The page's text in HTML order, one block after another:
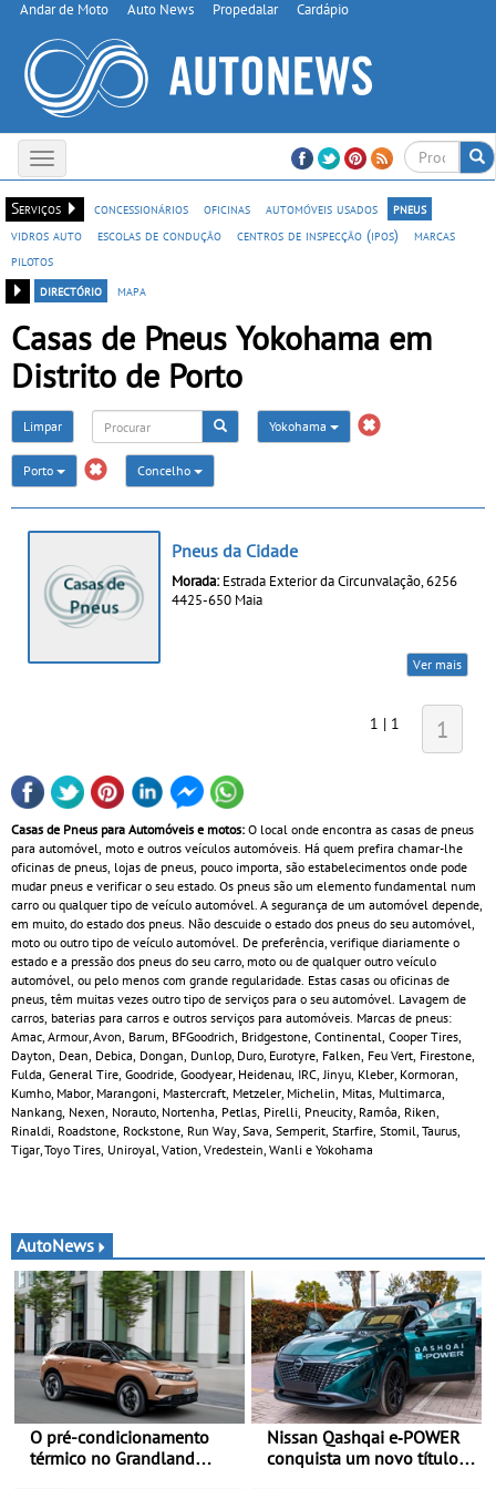
Andar de Moto Auto News Propedalar Cardápio
Toggle
navigation
Serviços
concessionários oficinas automóveis usados
pneus
vidros auto
escolas de condução centros de inspecção (ipos)
marcas
pilotos
directório
mapa
Casas de Pneus Yokohama em
Distrito de Porto
Limpar Yokohama
Porto Concelho
Pneus da Cidade
Morada: Estrada Exterior da Circunvalação, 6256
4425-650 Maia
Ver mais
1 | 1 1
Casas de Pneus para Automóveis e motos: O local onde encontra as casas de pneus
para automóvel, moto e outros veículos automóveis. Há quem prefira chamar-lhe
oficinas de pneus, lojas de pneus, pouco importa, são estabelecimentos onde pode
mudar pneus e verificar o seu estado. Os pneus são um elemento fundamental num
carro ou qualquer tipo de veículo automóvel. A segurança de um automóvel depende,
em muito, do estado dos pneus. Não descuide o estado dos pneus do seu automóvel,
moto ou outro tipo de veículo automóvel. De preferência, verifique diariamente o
estado e a pressão dos pneus do seu carro, moto ou de qualquer outro veículo
automóvel, ou pelo menos com grande regularidade. Estas casas ou oficinas de
pneus, têm muitas vezes outro tipo de serviços para o seu automóvel. Lavagem de
carros, baterias para carros e outros serviços para automóveis. Marcas de pneus:
Amac, Armour, Avon, Barum, BFGoodrich, Bridgestone, Continental, Cooper Tires,
Dayton, Dean, Debica, Dongan, Dunlop, Duro, Eurotyre, Falken, Feu Vert, Firestone,
Fulda, General Tire, Goodride, Goodyear, Heidenau, IRC, Jinyu, Kleber, Kormoran,
Kumho, Mabor, Marangoni, Mastercraft, Metzeler, Michelin, Mitas, Multimarca,
Nankang, Nexen, Norauto, Nortenha, Petlas, Pirelli, Pneucity, Ramôa, Riken,
Rinaldi, Roadstone, Rockstone, Run Way, Sava, Semperit, Starfire, Stomil, Taurus,
Tigar, Toyo Tires, Uniroyal, Vation, Vredestein, Wanli e Yokohama
AutoNews
O pré-condicionamento
térmico no Grandland
Nissan Qashqai e‑POWER
conquista um novo título